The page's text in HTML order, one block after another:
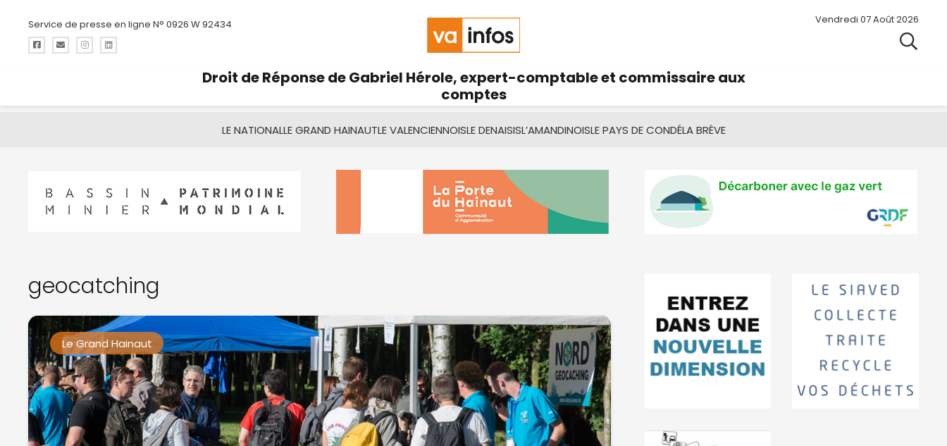
Service de presse en ligne N° 0926 W 92434 Vendredi 07 Août 2026
Droit de Réponse de Gabriel Hérole, expert-comptable et commissaire aux
comptes
LE NATIONALLE GRAND HAINAUTLE VALENCIENNOISLE DENAISISL’AMANDINOISLE PAYS DE CONDÉLA BRÈVE
geocatching
Le Grand Hainaut